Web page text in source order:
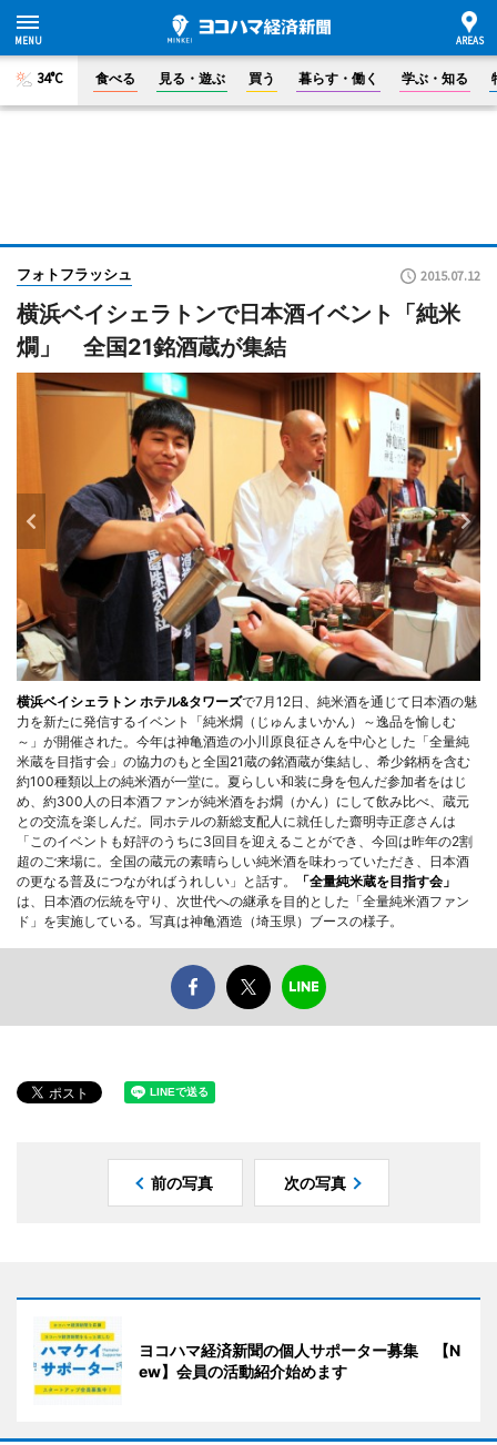
34°C 食べる 見る・遊ぶ 買う 暮らす・働く 学ぶ・知る
フォトフラッシュ 2015.07.12
横浜ベイシェラトンで日本酒イベント「純米
燗」 全国21銘酒蔵が集結
横浜ベイシェラトン ホテル&タワーズで7月12日、純米酒を通じて日本酒の魅
力を新たに発信するイベント「純米燗（じゅんまいかん）～逸品を愉しむ
～」が開催された。今年は神亀酒造の小川原良征さんを中心とした「全量純
米蔵を目指す会」の協力のもと全国21蔵の銘酒蔵が集結し、希少銘柄を含む
約100種類以上の純米酒が一堂に。夏らしい和装に身を包んだ参加者をはじ
め、約300人の日本酒ファンが純米酒をお燗（かん）にして飲み比べ、蔵元
との交流を楽しんだ。同ホテルの新総支配人に就任した齋明寺正彦さんは
「このイベントも好評のうちに3回目を迎えることができ、今回は昨年の2割
超のご来場に。全国の蔵元の素晴らしい純米酒を味わっていただき、日本酒
の更なる普及につながればうれしい」と話す。
「全量純米蔵を目指す会」
は、日本酒の伝統を守り、次世代への継承を目的とした「全量純米酒ファン
ド」を実施している。写真は神亀酒造（埼玉県）ブースの様子。
前の写真 次の写真
ヨコハマ経済新聞の個人サポーター募集 【N
ew】会員の活動紹介始めます